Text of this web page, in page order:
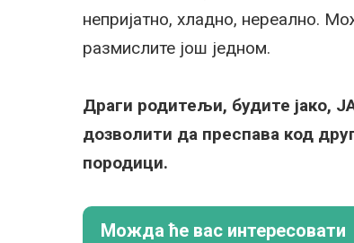
непријатно, хладно, нереално.
размислите још једном.
Драги родитељи, будите јако,
дозволити да преспава код
породици.
Можда ће вас интересовати